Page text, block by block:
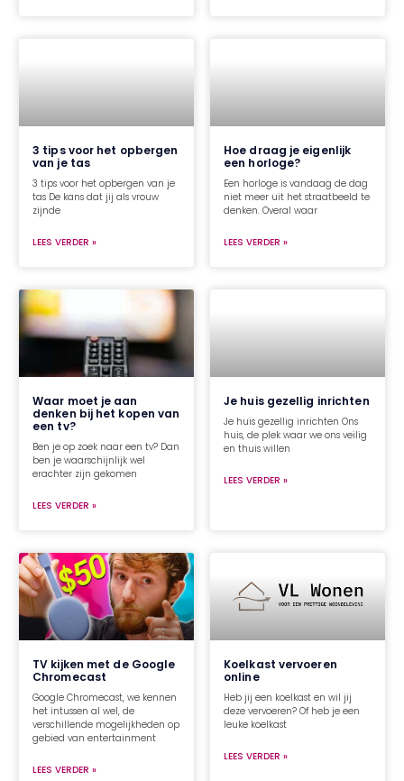
3 tips voor het opbergen
van je tas
3 tips voor het opbergen van je
tas De kans dat jij als vrouw
zijnde
LEES VERDER »
Hoe draag je eigenlijk
een horloge?
Een horloge is vandaag de dag
niet meer uit het straatbeeld te
denken. Overal waar
LEES VERDER »
Waar moet je aan
denken bij het kopen van
een tv?
Ben je op zoek naar een tv? Dan
ben je waarschijnlijk wel
erachter zijn gekomen
LEES VERDER »
Je huis gezellig inrichten
Je huis gezellig inrichten Ons
huis, de plek waar we ons veilig
en thuis willen
LEES VERDER »
TV kijken met de Google
Chromecast
Google Chromecast, we kennen
het intussen al wel, de
verschillende mogelijkheden op
gebied van entertainment
LEES VERDER »
Koelkast vervoeren
online
Heb jij een koelkast en wil jij
deze vervoeren? Of heb je een
leuke koelkast
LEES VERDER »